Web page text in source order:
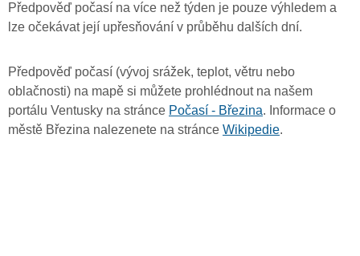
Předpověď počasí na více než týden je pouze výhledem a
lze očekávat její upřesňování v průběhu dalších dní.
Předpověď počasí (vývoj srážek, teplot, větru nebo
oblačnosti) na mapě si můžete prohlédnout na našem
portálu Ventusky na stránce Počasí - Březina. Informace o
městě Březina nalezenete na stránce Wikipedie.